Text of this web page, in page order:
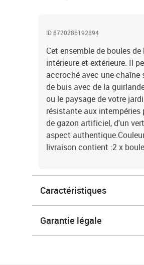
ID 8720286192894
Cet ensemble de boules
intérieure et extérieure. Il
accroché avec une chaîne
de buis avec de la
ou le paysage de votre
résistante aux
de gazon artificiel, d'un
aspect
livraison contient :2 x
Caractéristiques
Garantie légale